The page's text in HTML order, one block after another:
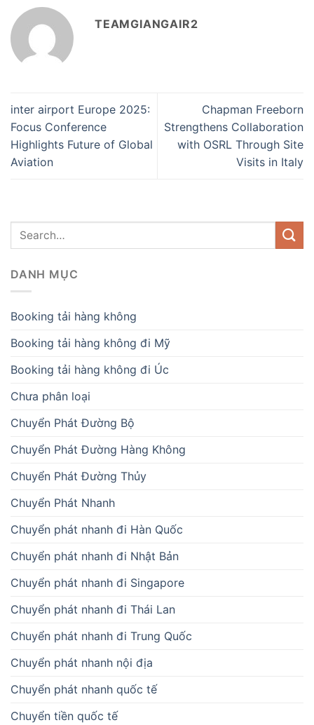
TEAMGIANGAIR2
inter airport Europe 2025:
Focus Conference
Highlights Future of Global
Aviation
Chapman Freeborn
Strengthens Collaboration
with OSRL Through Site
Visits in Italy
DANH MỤC
Booking tải hàng không
Booking tải hàng không đi Mỹ
Booking tải hàng không đi Úc
Chưa phân loại
Chuyển Phát Đường Bộ
Chuyển Phát Đường Hàng Không
Chuyển Phát Đường Thủy
Chuyển Phát Nhanh
Chuyển phát nhanh đi Hàn Quốc
Chuyển phát nhanh đi Nhật Bản
Chuyển phát nhanh đi Singapore
Chuyển phát nhanh đi Thái Lan
Chuyển phát nhanh đi Trung Quốc
Chuyển phát nhanh nội địa
Chuyển phát nhanh quốc tế
Chuyển tiền quốc tế